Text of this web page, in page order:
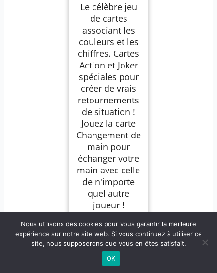
Le célèbre jeu
de cartes
associant les
couleurs et les
chiffres. Cartes
Action et Joker
spéciales pour
créer de vrais
retournements
de situation !
Jouez la carte
Changement de
main pour
échanger votre
main avec celle
de n'importe
quel autre
joueur !
propres règles
en les écrivant
sur des cartes à
customiser ! ​
Nous utilisons des cookies pour vous garantir la meilleure
expérience sur notre site web. Si vous continuez à utiliser ce
site, nous supposerons que vous en êtes satisfait.
OK